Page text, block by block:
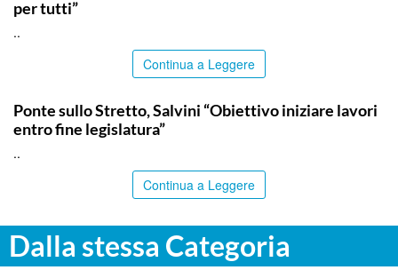
per tutti”
..
Continua a Leggere
Ponte sullo Stretto, Salvini “Obiettivo iniziare lavori
entro fine legislatura”
..
Continua a Leggere
Dalla stessa Categoria
PALERMO